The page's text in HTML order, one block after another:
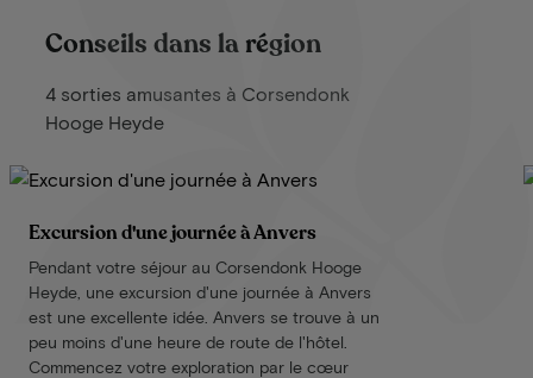
Conseils dans la région
4 sorties amusantes à Corsendonk
Hooge Heyde
Excursion d'une journée à Anvers
Pendant votre séjour au Corsendonk Hooge
Heyde, une excursion d'une journée à Anvers
est une excellente idée. Anvers se trouve à un
peu moins d'une heure de route de l'hôtel.
Commencez votre exploration par le cœur